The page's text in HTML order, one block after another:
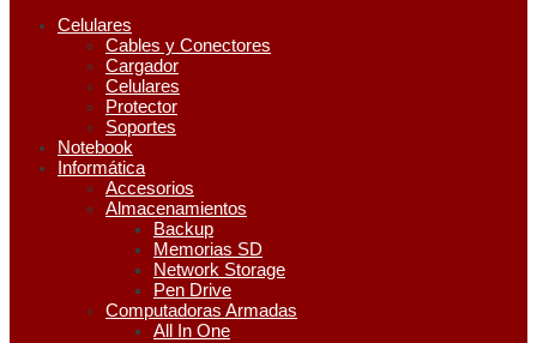
Celulares
Cables y Conectores
Cargador
Celulares
Protector
Soportes
Notebook
Informática
Accesorios
Almacenamientos
Backup
Memorias SD
Network Storage
Pen Drive
Computadoras Armadas
All In One